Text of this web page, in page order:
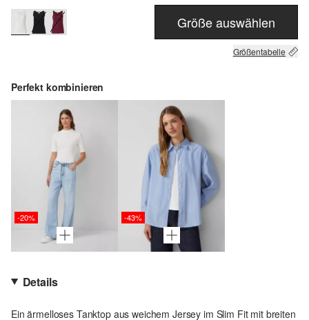
Größe auswählen
Größentabelle
Perfekt kombinieren
-20% -43%
Details
Ein ärmelloses Tanktop aus weichem Jersey im Slim Fit mit breiten